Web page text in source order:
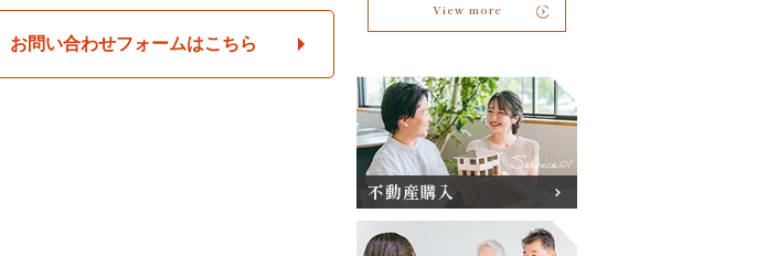
お問い合わせフォームはこちら
View more
不動産購入